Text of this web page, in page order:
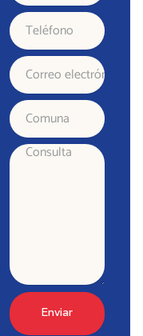
y
Apellido
Teléfono
Correo
electrónico
Comuna
Consulta
Enviar